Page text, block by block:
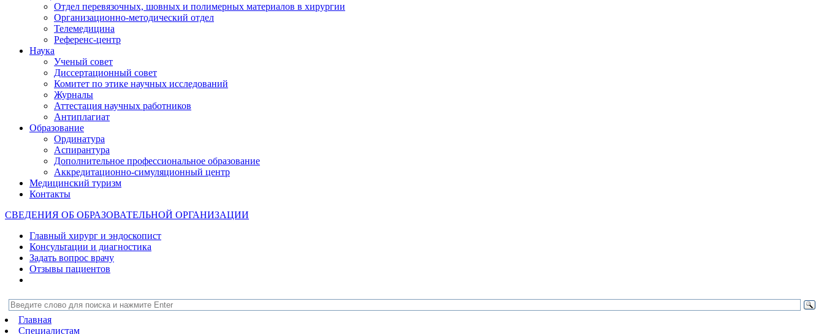
Отдел перевязочных, шовных и полимерных материалов в хирургии
Организационно-методический отдел
Телемедицина
Референс-центр
Наука
Ученый совет
Диссертационный совет
Комитет по этике научных исследований
Журналы
Аттестация научных работников
Антиплагиат
Образование
Ординатура
Аспирантура
Дополнительное профессиональное образование
Аккредитационно-симуляционный центр
Медицинский туризм
Контакты
СВЕДЕНИЯ ОБ ОБРАЗОВАТЕЛЬНОЙ ОРГАНИЗАЦИИ
Главный хирург и эндоскопист
Консультации и диагностика
Задать вопрос врачу
Отзывы пациентов
Главная
Специалистам